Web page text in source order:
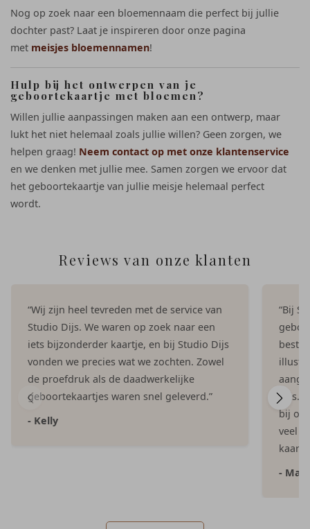
Nog op zoek naar een bloemennaam die perfect bij jullie
dochter past? Laat je inspireren door onze pagina
met meisjes bloemennamen!
Hulp bij het ontwerpen van je
geboortekaartje met bloemen?
Willen jullie aanpassingen maken aan een ontwerp, maar
lukt het niet helemaal zoals jullie willen? Geen zorgen, we
helpen graag! Neem contact op met onze klantenservice
en we denken met jullie mee. Samen zorgen we ervoor dat
het geboortekaartje van jullie meisje helemaal perfect
wordt.
Reviews van onze klanten
“Wij zijn heel tevreden met de service van
Studio Dijs. We waren op zoek naar een
iets bijzonderder kaartje, en bij Studio Dijs
vonden we precies wat we zochten. Zowel
de proefdruk als de daadwerkelijke
geboortekaartjes waren snel geleverd.”
- Kelly
“Bij
Dijs.
bij
veel
-